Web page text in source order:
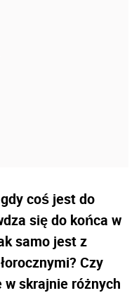
coś jest do
się do końca w
samo jest z
Czy
w skrajnie różnych